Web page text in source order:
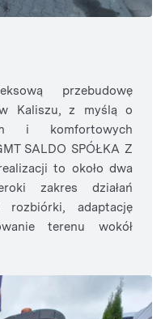
przebudowę
w Kaliszu, z myślą o
i komfortowych
SALDO SPÓŁKA Z
to około dwa
zakres działań
adaptację
terenu wokół